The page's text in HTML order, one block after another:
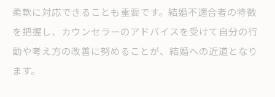
柔軟に対応できることも重要です。結婚不適合者の特徴
を把握し、カウンセラーのアドバイスを受けて自分の行
動や考え方の改善に努めることが、結婚への近道となり
ます。